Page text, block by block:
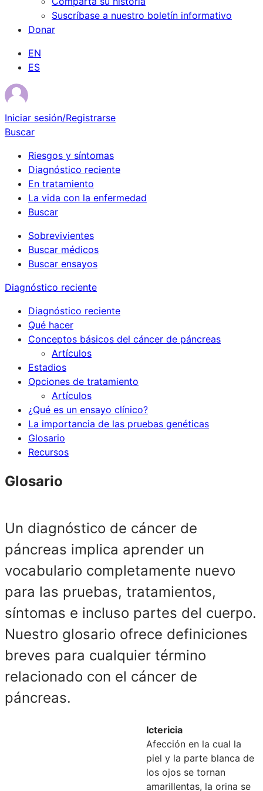
Suscríbase a nuestro boletín informativo
Donar
EN
ES
Iniciar sesión/Registrarse
Buscar
Riesgos y síntomas
Diagnóstico reciente
En tratamiento
La vida con la enfermedad
Buscar
Sobrevivientes
Buscar médicos
Buscar ensayos
Diagnóstico reciente
Diagnóstico reciente
Qué hacer
Conceptos básicos del cáncer de páncreas
Artículos
Estadios
Opciones de tratamiento
Artículos
¿Qué es un ensayo clínico?
La importancia de las pruebas genéticas
Glosario
Recursos
Glosario
Un diagnóstico de cáncer de
páncreas implica aprender un
vocabulario completamente nuevo
para las pruebas, tratamientos,
síntomas e incluso partes del cuerpo.
Nuestro glosario ofrece definiciones
breves para cualquier término
relacionado con el cáncer de
páncreas.
Ictericia
Afección en la cual la
piel y la parte blanca de
los ojos se tornan
amarillentas, la orina se